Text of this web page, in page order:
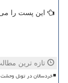
این پست را
تازه ترین
خردسالان در تونل